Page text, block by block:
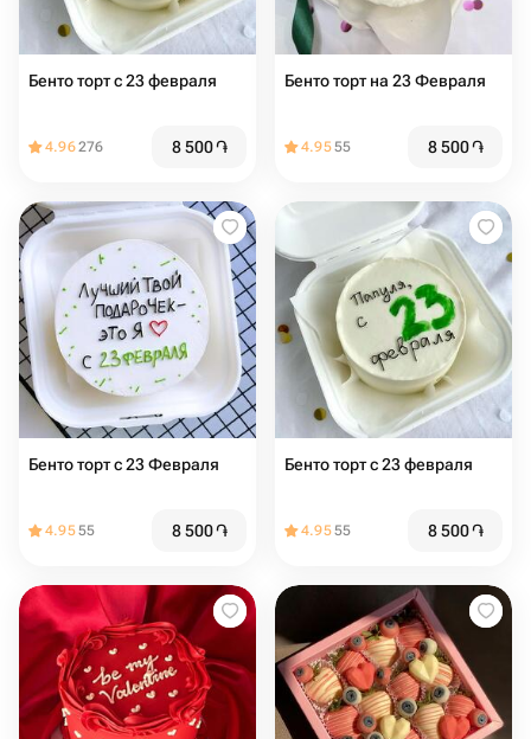
Бенто торт с 23 февраля
4.96276 8 500֏
Бенто торт на 23 Февраля
4.9555 8 500֏
Бенто торт с 23 Февраля
4.9555 8 500֏
Бенто торт с 23 февраля
4.9555 8 500֏